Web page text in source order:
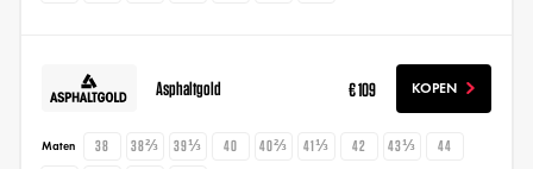
Asphaltgold € 109 KOPEN
Maten 38 38⅔ 39⅓ 40 40⅔ 41⅓ 42 43⅓
44